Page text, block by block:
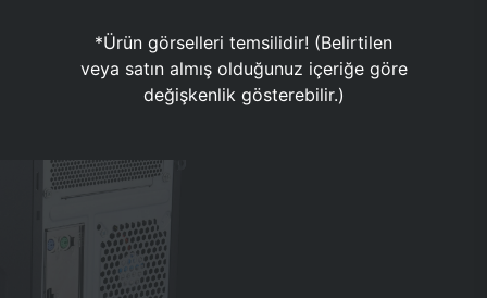
*Ürün görselleri temsilidir! (Belirtilen
veya satın almış olduğunuz içeriğe göre
değişkenlik gösterebilir.)